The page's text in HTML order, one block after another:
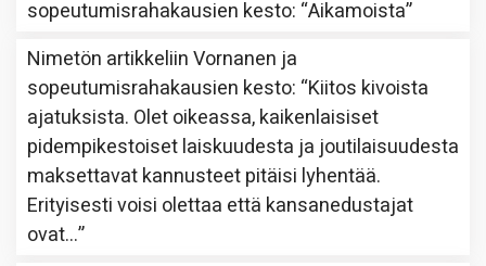
sopeutumisrahakausien kesto: “Aikamoista”
Nimetön artikkeliinVornanen ja
sopeutumisrahakausien kesto: “Kiitos kivoista
ajatuksista. Olet oikeassa, kaikenlaisiset
pidempikestoiset laiskuudesta ja joutilaisuudesta
maksettavat kannusteet pitäisi lyhentää.
Erityisesti voisi olettaa että kansanedustajat
ovat…”